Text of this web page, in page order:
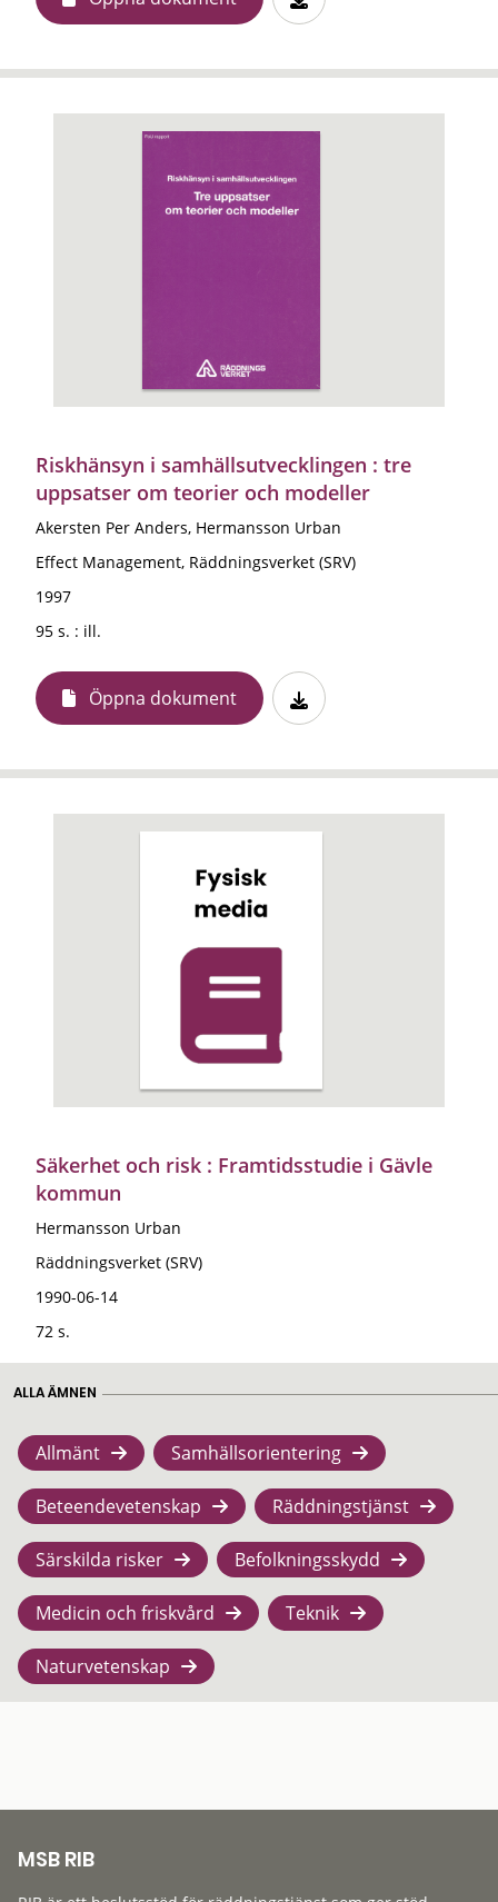
Riskhänsyn i samhällsutvecklingen : tre
uppsatser om teorier och modeller
Akersten Per Anders, Hermansson Urban
Effect Management, Räddningsverket (SRV)
1997
95 s. : ill.
Öppna dokument
Säkerhet och risk : Framtidsstudie i Gävle
kommun
Hermansson Urban
Räddningsverket (SRV)
1990-06-14
72 s.
ALLA ÄMNEN
Allmänt Samhällsorientering
Beteendevetenskap Räddningstjänst
Särskilda risker Befolkningsskydd
Medicin och friskvård Teknik
Naturvetenskap
MSB RIB